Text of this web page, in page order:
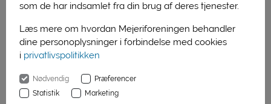
som de har indsamlet fra din brug af deres tjenester.
Læs mere om hvordan Mejeriforeningen behandler
dine personoplysninger i forbindelse med cookies
i privatlivspolitikken
Nødvendig
Præferencer
Statistik
Marketing
Dalum Landbrugsskole har stort fokus på at forberede sine
elever til en fremtid på vej mod en klimaneutral produktion af
Farmdroid. Med solenergi som drivkraft kan den så og rense
marken for ukrudt uden brug af pesticider. Foto: Dalum